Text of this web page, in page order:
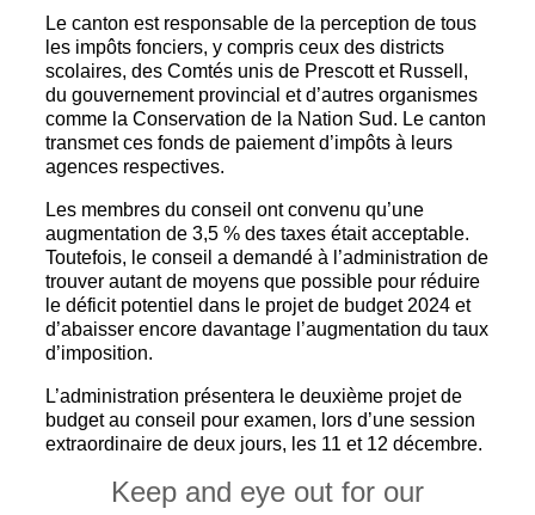
Le canton est responsable de la perception de tous
les impôts fonciers, y compris ceux des districts
scolaires, des Comtés unis de Prescott et Russell,
du gouvernement provincial et d’autres organismes
comme la Conservation de la Nation Sud. Le canton
transmet ces fonds de paiement d’impôts à leurs
agences respectives.
Les membres du conseil ont convenu qu’une
augmentation de 3,5 % des taxes était acceptable.
Toutefois, le conseil a demandé à l’administration de
trouver autant de moyens que possible pour réduire
le déficit potentiel dans le projet de budget 2024 et
d’abaisser encore davantage l’augmentation du taux
d’imposition.
L’administration présentera le deuxième projet de
budget au conseil pour examen, lors d’une session
extraordinaire de deux jours, les 11 et 12 décembre.
Keep and eye out for our